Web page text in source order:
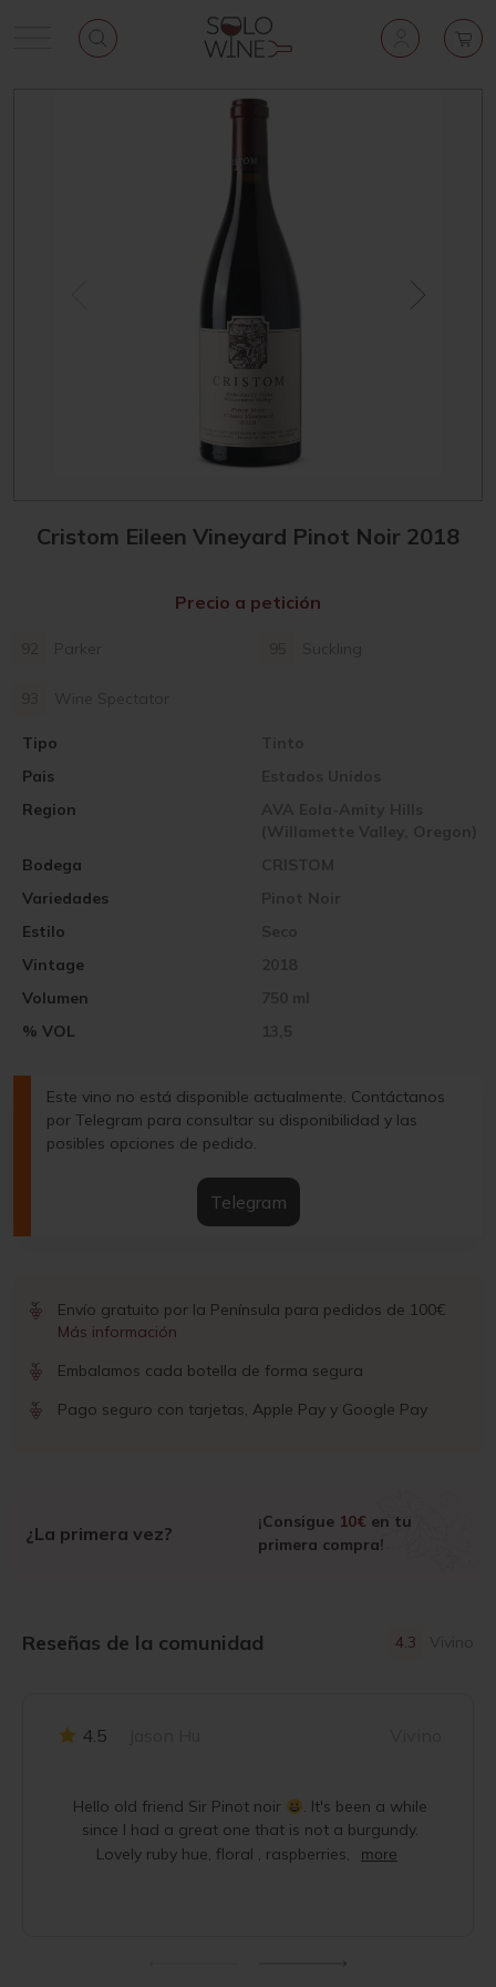
Cristom Eileen Vineyard Pinot Noir 2018
Parker Suckling
Wine Spectator
Pais Estados Unidos
Vintage 2018
Region
AVA Eola-Amity Hills
(Willamette Valley, Oregon)
Volumen 750 ml
Bodega CRISTOM
% VOL 13,5
Variedades Pinot Noir
Tipo Tinto
Estilo Seco
Precio a petición
Este vino no está disponible actualmente. Contáctanos
por Telegram para consultar su disponibilidad y las
posibles opciones de pedido.
Telegram
Envío gratuito por la Península para pedidos de 100€
Más información
Embalamos cada botella de forma segura
Pago seguro con tarjetas, Apple Pay y Google Pay
¿La primera vez?
¡Consigue 10€ en tu
primera compra!
Reseñas de la comunidad 4.3 Vivino
4.5
Hello old friend Sir Pinot noir
. It's been a while
since I had a great one that is not a burgundy.
Lovely ruby hue, floral , raspberries,
more